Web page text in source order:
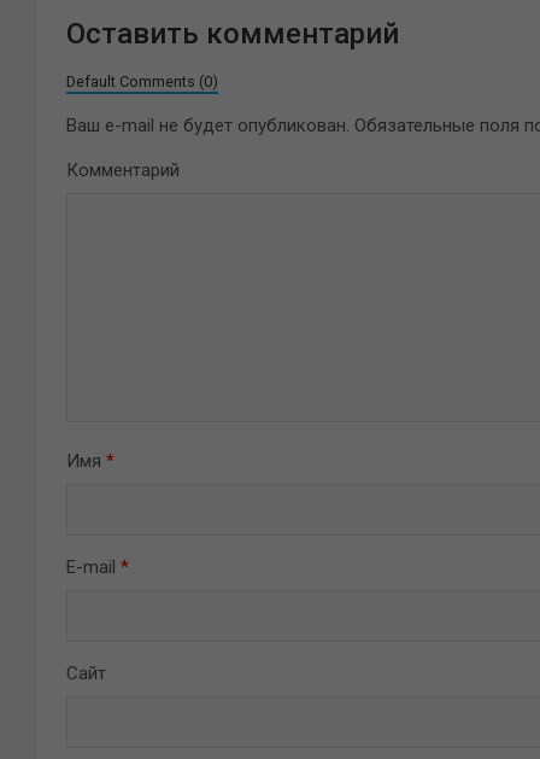
Оставить комментарий
Default Comments (0)
Ваш e-mail не будет опубликован. Обязательные поля
Комментарий
Имя *
E-mail *
Сайт